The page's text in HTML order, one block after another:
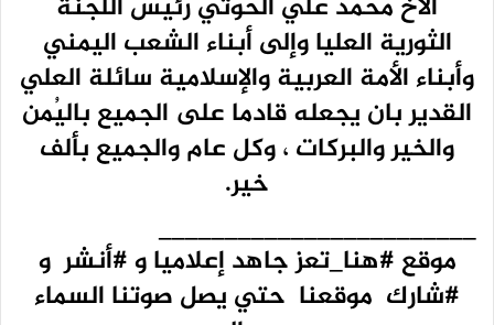
الأخ محمد علي الحوثي رئيس اللجنة
الثورية العليا وإلى أبناء الشعب اليمني
وأبناء الأمة العربية والإسلامية سائلة العلي
القدير بان يجعله قادما على الجميع باليُمن
والخير والبركات ، وكل عام والجميع بألف
خير.
________________________
موقع #هنا_تعز جاهد إعلاميا و #أنشر و
#شارك موقعنا حتي يصل صوتنا السماء